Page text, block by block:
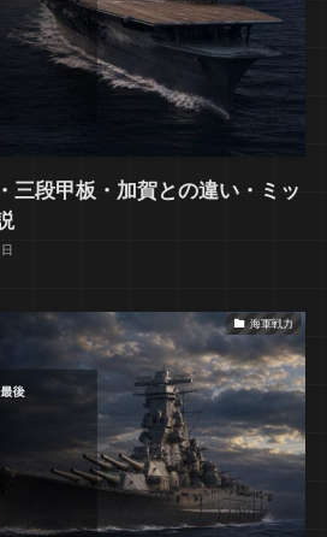
三段甲板・加賀との違い・ミッ
海軍戦力